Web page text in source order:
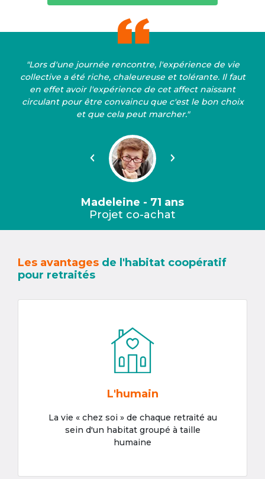
"Lors d'une journée rencontre, l'expérience de vie
collective a été riche, chaleureuse et tolérante. Il faut
en effet avoir l'expérience de cet affect naissant
circulant pour être convaincu que c'est le bon choix
et que cela peut marcher."
Précédent Suivant
Madeleine - 71 ans
Projet co-achat
Les avantages de l'habitat coopératif
pour retraités
L'humain
La vie « chez soi » de chaque retraité au
sein d'un habitat groupé à taille
humaine